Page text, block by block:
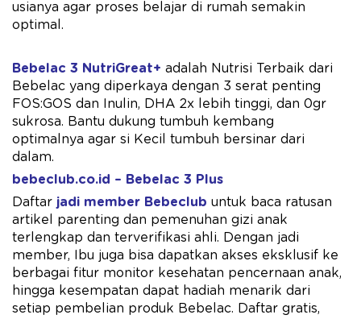
usianya agar proses belajar di rumah semakin
optimal.
Bebelac 3 NutriGreat+ adalah Nutrisi Terbaik dari
Bebelac yang diperkaya dengan 3 serat penting
FOS:GOS dan Inulin, DHA 2x ​lebih tinggi, dan 0gr
sukrosa. Bantu dukung tumbuh kembang
optimalnya agar si Kecil tumbuh bersinar dari
dalam.
bebeclub.co.id – Bebelac 3 Plus
Daftar jadi member Bebeclub untuk baca ratusan
artikel parenting dan pemenuhan gizi anak
terlengkap dan terverifikasi ahli. Dengan jadi
member, Ibu juga bisa dapatkan akses eksklusif ke
berbagai fitur monitor kesehatan pencernaan anak,
hingga kesempatan dapat hadiah menarik dari
setiap pembelian produk Bebelac. Daftar gratis,